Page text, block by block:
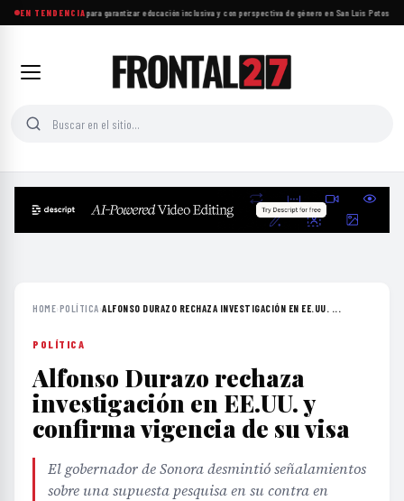
EN TENDENCIA
Proponen reformas para garantizar educación inclusiva y con perspectiva de género en San Luis Potosí·
HOME›POLÍTICA›ALFONSO DURAZO RECHAZA INVESTIGACIÓN EN EE.UU. ...
POLÍTICA
Alfonso Durazo rechaza
investigación en EE.UU. y
confirma vigencia de su visa
El gobernador de Sonora desmintió señalamientos
sobre una supuesta pesquisa en su contra en